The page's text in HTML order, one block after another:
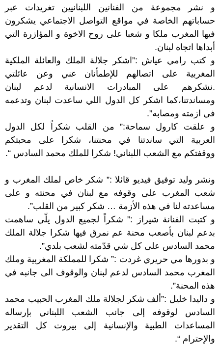
و نشر مجموعة من الفنانين اللبنانيين تغريدات عبر
حساباتهم الخاصة في مواقع التواصل الاجتماعي يشكرون
فيها المغرب ملكا و شعبا على روح الاخوة و المؤازرة التي
أبداها اتجاه لبنان.
و كتب رامي عياش ‏:”اشكر جلالة الملك والعائلة الملكية
المغربية على اتصالهم للإطمأنان عني وعن عائلتي
.نشكرهم على المبادرات الانسانية لدعم لبنان
ومساندتنا،كما اشكر كل الدول اللي ساعدت لبنان وتدعمه
في ازمته ومصابه”.
و علقت كارول سماحة:” ‏من القلب شكراً لكل الدول
العربية التي ساندتنا في محنتنا، شكرا على محبتكم
ووقفتكم مع الشعب اللبناني! شكرا للملك ‎محمد السادس “.‎
ونشر وليد توفيق فيديو قائلا :” شكر خاص لملك المغرب و
شعب المغرب على وقوفه مع لبنان في محنته و على
مساعدته لنا في هذه الأزمة … شكر كبير من القلب”.
و كتبت الفنانة شيراز :” ‏‎‎شكراً لجميع الدول يلّي ساهمت
بدعم لبنان بأصعب محنة عم نمرق فيها شكرا جلالة الملك
محمد السادس على كل شي قدّمته لشعب بلدي”.
و بدورها مي حريري غردت :” ‏شكرا للمملكة المغربية وملك
المغرب محمد السادس لدعم لبنان والوقوف الى جانبه في
هذه المحنة”.
و داليدا خليل :”‏ألف شكر لجلالة ملك ‎المغرب الحبيب محمد
السادس لوقوفه إلى جانب الشعب اللبناني بإرساله
المساعدات الطبية والإنسانية إلى ‎بيروت كل التقدير
والإحترام “.